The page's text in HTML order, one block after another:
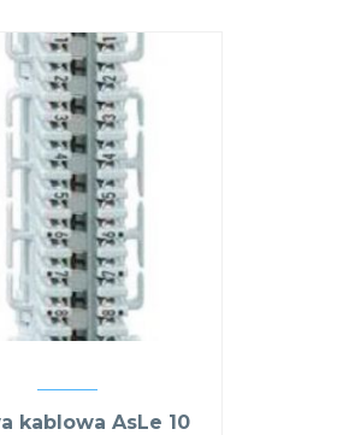
kablowa AsLe 10